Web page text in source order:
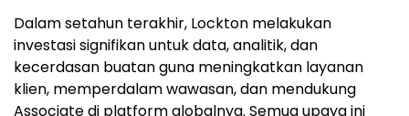
Dalam setahun terakhir, Lockton melakukan
investasi signifikan untuk data, analitik, dan
kecerdasan buatan guna meningkatkan layanan
klien, memperdalam wawasan, dan mendukung
Associate di platform globalnya. Semua upaya ini